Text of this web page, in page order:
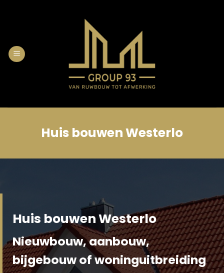
Huis bouwen Westerlo
Huis bouwen Westerlo
Nieuwbouw, aanbouw,
bijgebouw of woninguitbreiding